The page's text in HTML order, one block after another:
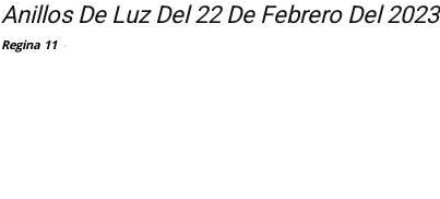
Anillos De Luz Del 22 De Febrero Del 2023
Regina 11